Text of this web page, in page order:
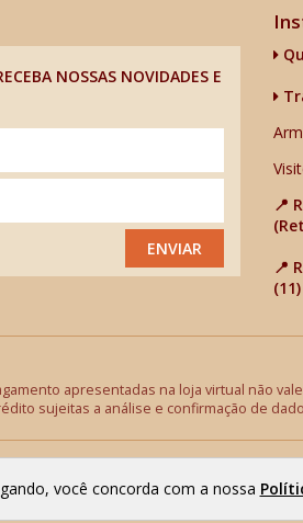
NOSSAS NOVIDADES E
ENVIAR
📍
📍
apresentadas na loja virtual não
sujeitas a análise e confirmação de
você concorda com a nossa